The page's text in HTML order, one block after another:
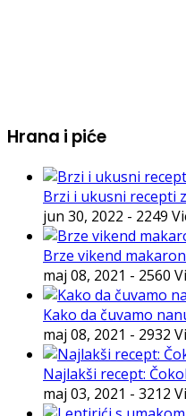
Hrana i piće
Brzi i ukusni recepti
jun 30, 2022 - 2249
Brze vikend
maj 08, 2021 - 2560
Kako da čuvamo
maj 08, 2021 - 2932
Najlakši recept:
maj 03, 2021 - 3212